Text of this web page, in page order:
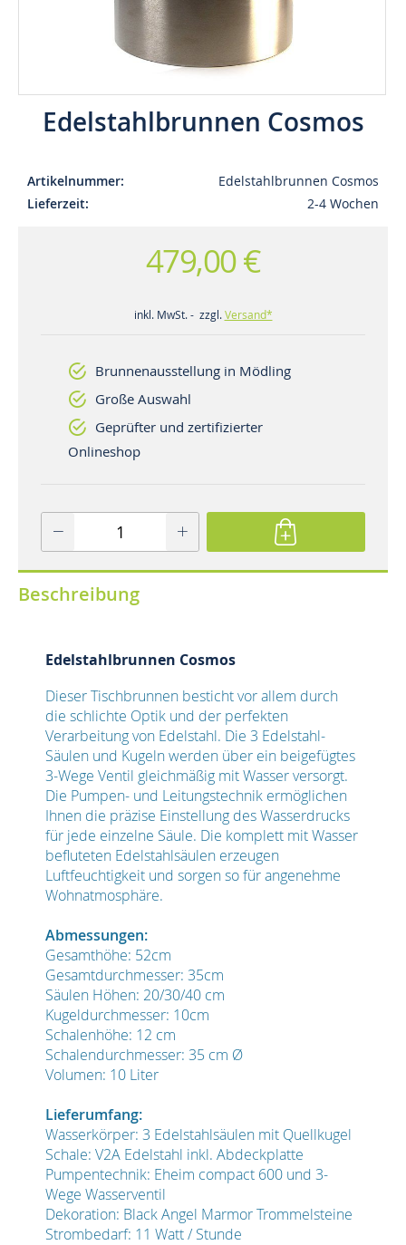
Edelstahlbrunnen Cosmos
Artikelnummer
Edelstahlbrunnen Cosmos
Lieferzeit
2-4 Wochen
479,00 €
inkl. MwSt. - zzgl.Versand*
Brunnenausstellung in Mödling
Große Auswahl
Geprüfter und zertifizierter
Onlineshop
Beschreibung
Edelstahlbrunnen Cosmos
Dieser Tischbrunnen besticht vor allem durch
die schlichte Optik und der perfekten
Verarbeitung von Edelstahl. Die 3 Edelstahl-
Säulen und Kugeln werden über ein beigefügtes
3-Wege Ventil gleichmäßig mit Wasser versorgt.
Die Pumpen- und Leitungstechnik ermöglichen
Ihnen die präzise Einstellung des Wasserdrucks
für jede einzelne Säule. Die komplett mit Wasser
befluteten Edelstahlsäulen erzeugen
Luftfeuchtigkeit und sorgen so für angenehme
Wohnatmosphäre.
Abmessungen:
Gesamthöhe: 52cm
Gesamtdurchmesser: 35cm
Säulen Höhen: 20/30/40 cm
Kugeldurchmesser: 10cm
Schalenhöhe: 12 cm
Schalendurchmesser: 35 cm Ø
Volumen: 10 Liter
Lieferumfang:
Wasserkörper: 3 Edelstahlsäulen mit Quellkugel
Schale: V2A Edelstahl inkl. Abdeckplatte
Pumpentechnik: Eheim compact 600 und 3-
Wege Wasserventil
Dekoration: Black Angel Marmor Trommelsteine
Strombedarf: 11 Watt / Stunde